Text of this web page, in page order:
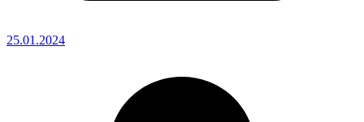
25.01.2024